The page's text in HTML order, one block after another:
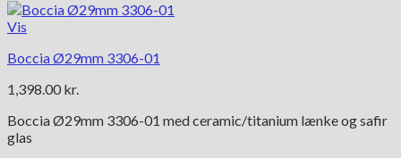
Vis
Boccia Ø29mm 3306-01
1,398.00 kr.
Boccia Ø29mm 3306-01 med ceramic/titanium lænke og safir
glas